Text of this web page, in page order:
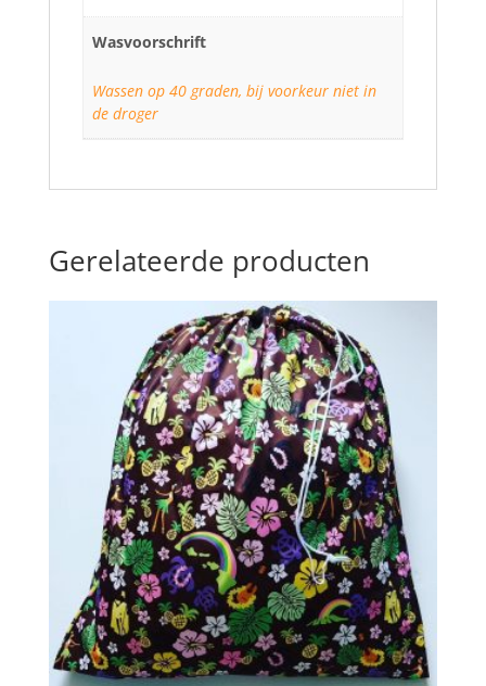
Wasvoorschrift
Wassen op 40 graden, bij voorkeur niet in
de droger
Gerelateerde producten